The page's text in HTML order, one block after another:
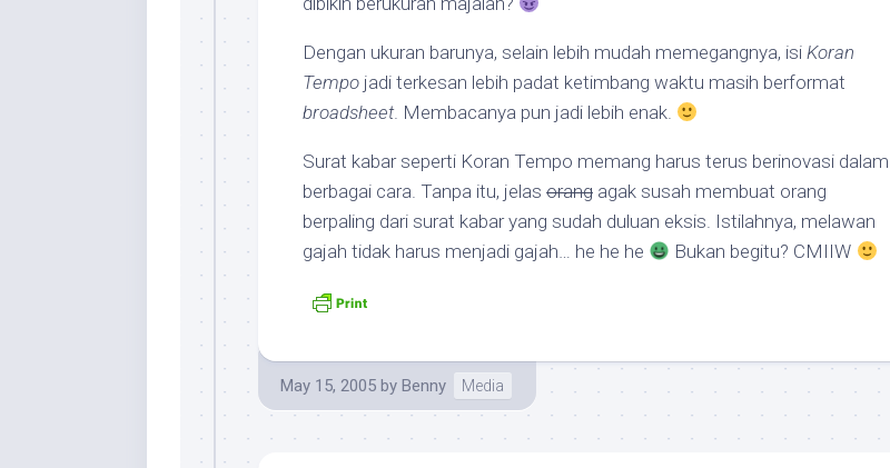
Dengan ukuran barunya, selain lebih mudah memegangnya, isi Koran
Tempo jadi terkesan lebih padat ketimbang waktu masih berformat
broadsheet. Membacanya pun jadi lebih enak.
Surat kabar seperti Koran Tempo memang harus terus berinovasi dalam
berbagai cara. Tanpa itu, jelas orang agak susah membuat orang
berpaling dari surat kabar yang sudah duluan eksis. Istilahnya, melawan
gajah tidak harus menjadi gajah… he he he
Bukan begitu? CMIIW
May 15, 2005 by Benny Media